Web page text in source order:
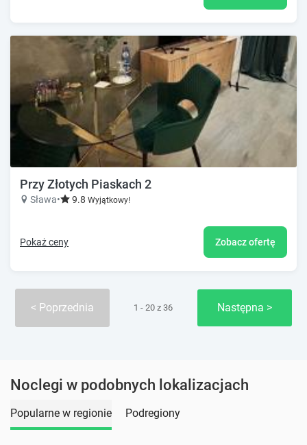
Przy Złotych Piaskach 2
Sława• 9.8 Wyjątkowy!
Pokaż ceny Zobacz ofertę
Poprzednia 1 - 20 z 36 Następna
Noclegi w podobnych lokalizacjach
Popularne w regionie Podregiony